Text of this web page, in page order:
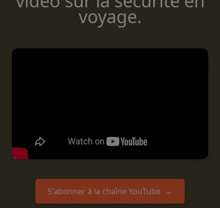
voyage.
S'abonner à la chaîne YouTube →